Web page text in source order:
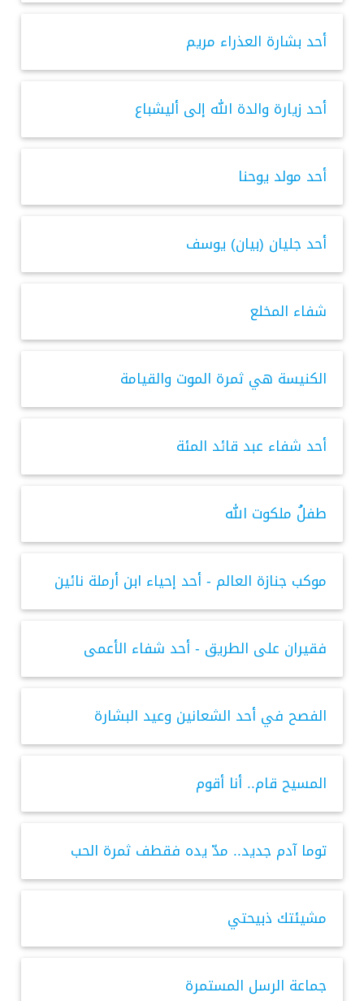
أحد بشارة العذراء مريم
أحد زيارة والدة الله إلى أليشباع
أحد مولد يوحنا
أحد جليان (بيان) يوسف
شفاء المخلع
الكنيسة هي ثمرة الموت والقيامة
أحد شفاء عبد قائد المئة
طفلُ ملكوت الله
موكب جنازة العالم - أحد إحياء ابن أرملة نائين
فقيران على الطريق - أحد شفاء الأعمى
الفصح في أحد الشعانين وعيد البشارة
المسيح قام.. أنا أقوم
توما آدم جديد.. مدّ يده فقطف ثمرة الحب
مشيئتك ذبيحتي
جماعة الرسل المستمرة